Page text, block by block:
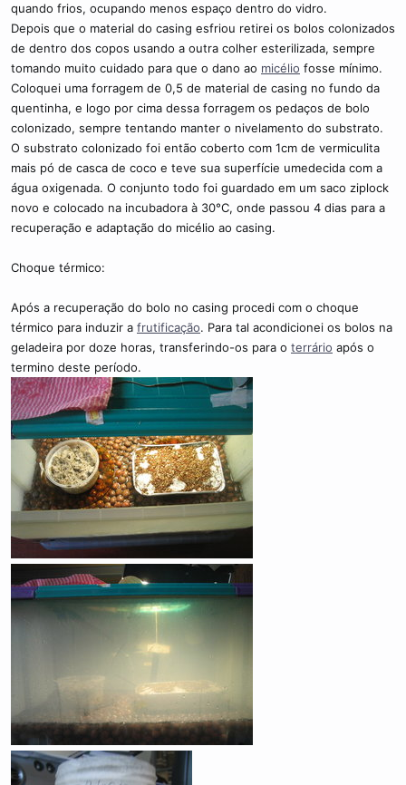
quando frios, ocupando menos espaço dentro do vidro.
Depois que o material do casing esfriou retirei os bolos colonizados
de dentro dos copos usando a outra colher esterilizada, sempre
tomando muito cuidado para que o dano ao micélio fosse mínimo.
Coloquei uma forragem de 0,5 de material de casing no fundo da
quentinha, e logo por cima dessa forragem os pedaços de bolo
colonizado, sempre tentando manter o nivelamento do substrato.
O substrato colonizado foi então coberto com 1cm de vermiculita
mais pó de casca de coco e teve sua superfície umedecida com a
água oxigenada. O conjunto todo foi guardado em um saco ziplock
novo e colocado na incubadora à 30°C, onde passou 4 dias para a
recuperação e adaptação do micélio ao casing.
Choque térmico:
Após a recuperação do bolo no casing procedi com o choque
térmico para induzir a frutificação. Para tal acondicionei os bolos na
geladeira por doze horas, transferindo-os para o terrário após o
termino deste período.